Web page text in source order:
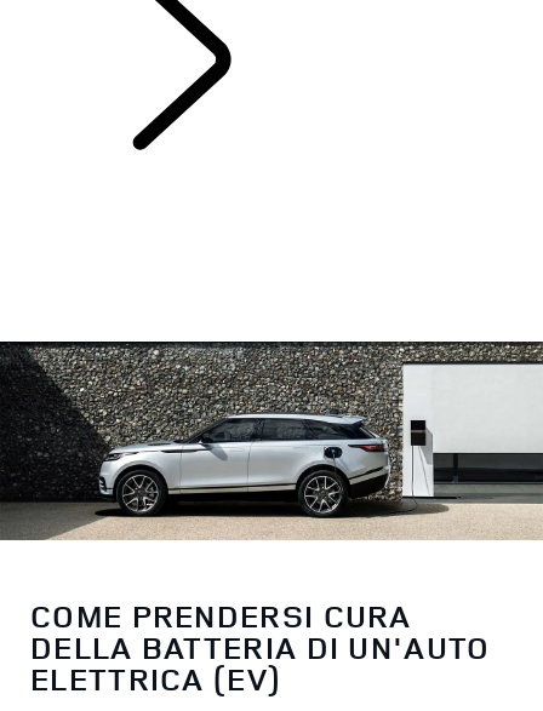
COME PRENDERSI CURA
DELLA BATTERIA DI UN'AUTO
ELETTRICA (EV)